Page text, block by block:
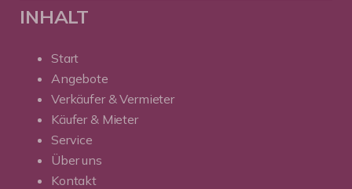
INHALT
Start
Angebote
Verkäufer & Vermieter
Käufer & Mieter
Service
Über uns
Kontakt